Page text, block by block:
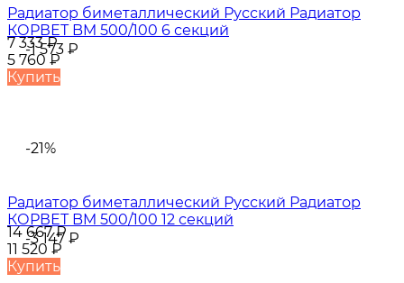
-1 573 ₽
Радиатор биметаллический Русский Радиатор
КОРВЕТ BM 500/100 6 секций
7 333₽
5 760 ₽
Купить
-21%
-3 147₽
Радиатор биметаллический Русский Радиатор
КОРВЕТ BM 500/100 12 секций
14 667₽
11 520 ₽
Купить